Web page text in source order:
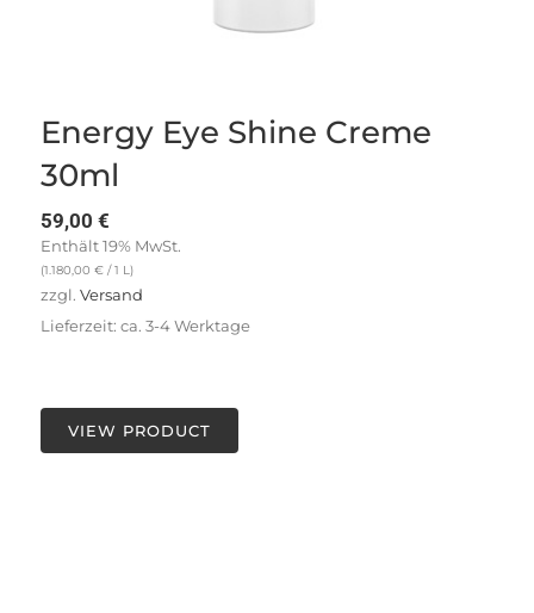
Energy Eye Shine Creme
30ml
59,00€
Enthält 19% MwSt.
(1.180,00€ / 1 L)
zzgl.Versand
Lieferzeit: ca. 3-4 Werktage
VIEW PRODUCT